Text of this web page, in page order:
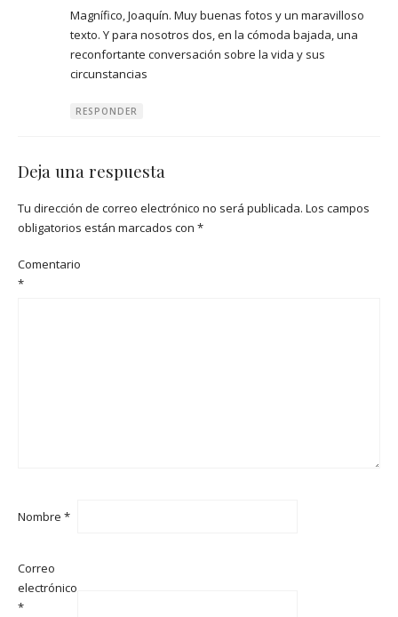
Magnífico, Joaquín. Muy buenas fotos y un maravilloso
texto. Y para nosotros dos, en la cómoda bajada, una
reconfortante conversación sobre la vida y sus
circunstancias
RESPONDER
Deja una respuesta
Tu dirección de correo electrónico no será publicada. Los campos
obligatorios están marcados con *
Comentario
*
Nombre *
Correo
electrónico
*